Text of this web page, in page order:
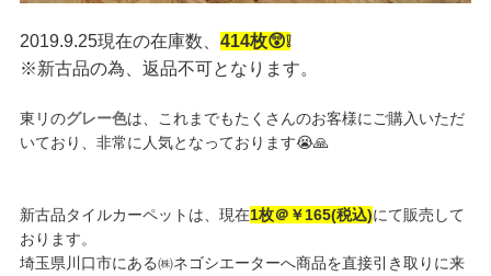
2019.9.25現在の在庫数、 414枚😲❕
※新古品の為、返品不可となります。
東リのグレー色は、これまでもたくさんのお客様にご購入いただ
いており、非常に人気となっております😭🙏
新古品タイルカーペットは、現在1枚＠￥165(税込)にて販売して
おります。
埼玉県川口市にある㈱ネゴシエーターへ商品を直接引き取りに来